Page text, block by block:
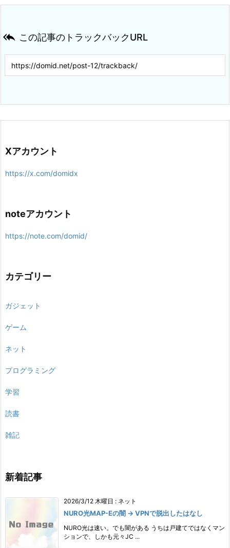
 この記事のトラックバックURL
Xアカウント
https://x.com/domidx
noteアカウント
https://note.com/domid/
カテゴリー
ガジェット
ゲーム
ネット
プログラミング
学習
読書
雑記
新着記事
2026/3/12 木曜日 : ネット
NURO光MAP-Eの闇 → VPNで脱出したはなし
NURO光は速い。でも闇がある うちは戸建てではなくマン
ションで、しかも元々JC ...